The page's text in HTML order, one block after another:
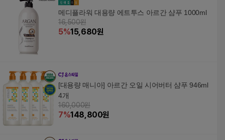
메디플라워 대용량 에트투스 아르간 샴푸 1000ml
16,500원
5%15,680원
[대용량 매니아] 아르간 오일 시어버터 샴푸 946ml
4개
160,000원
7%148,800원